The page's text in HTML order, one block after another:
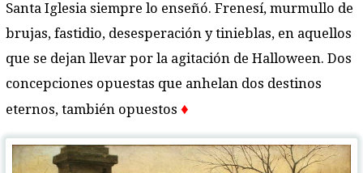
Santa Iglesia siempre lo enseñó. Frenesí, murmullo de
brujas, fastidio, desesperación y tinieblas, en aquellos
que se dejan llevar por la agitación de Halloween. Dos
concepciones opuestas que anhelan dos destinos
eternos, también opuestos ♦